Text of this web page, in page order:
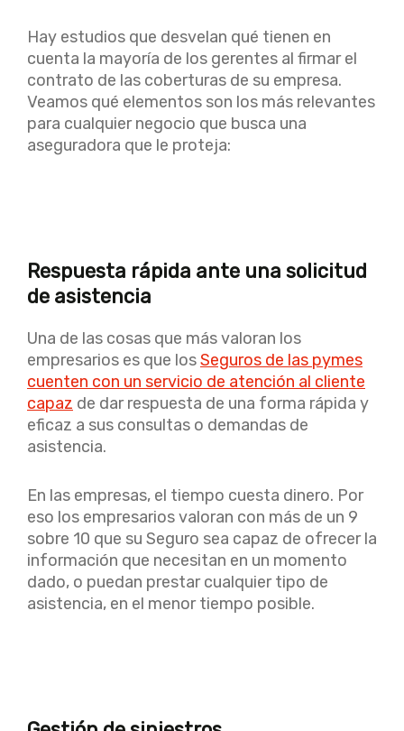
Hay estudios que desvelan qué tienen en
cuenta la mayoría de los gerentes al firmar el
contrato de las coberturas de su empresa.
Veamos qué elementos son los más relevantes
para cualquier negocio que busca una
aseguradora que le proteja:
Respuesta rápida ante una solicitud
de asistencia
Una de las cosas que más valoran los
empresarios es que losSeguros de las pymes
cuenten con un servicio de atención al cliente
capaz de dar respuesta de una forma rápida y
eficaz a sus consultas o demandas de
asistencia.
En las empresas, el tiempo cuesta dinero. Por
eso los empresarios valoran con más de un 9
sobre 10 que su Seguro sea capaz de ofrecer la
información que necesitan en un momento
dado, o puedan prestar cualquier tipo de
asistencia, en el menor tiempo posible.